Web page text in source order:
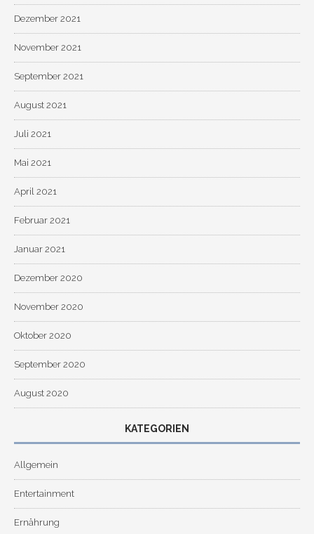
Dezember 2021
November 2021
September 2021
August 2021
Juli 2021
Mai 2021
April 2021
Februar 2021
Januar 2021
Dezember 2020
November 2020
Oktober 2020
September 2020
August 2020
KATEGORIEN
Allgemein
Entertainment
Ernährung